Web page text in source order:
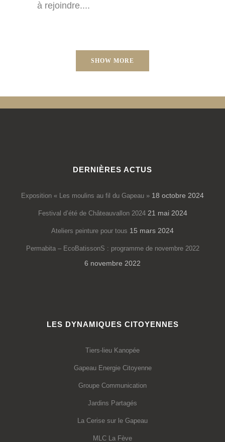
à rejoindre....
SHOW MORE
DERNIÈRES ACTUS
Exposition « Les moulins au fil du Gapeau » 18 octobre 2024
Festival d’été de Châteauvallon 2024 21 mai 2024
Ateliers peinture pour tous 15 mars 2024
Permabita – EcoBatissonS : programme de novembre 2022
6 novembre 2022
LES DYNAMIQUES CITOYENNES
Tiers-lieu Kanopée
Gapeau Energie Citoyenne
Groupe Communication
Jardins Partagés
La Cerise sur le Gapeau
MLC La Fève